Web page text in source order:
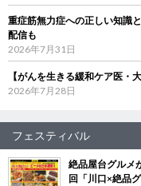
重症筋無力症への正しい知識
配信も
2026年7月31日
【がんを生きる緩和ケア医・
2026年7月28日
フェスティバル
絶品屋台グルメ
回「川口×絶品